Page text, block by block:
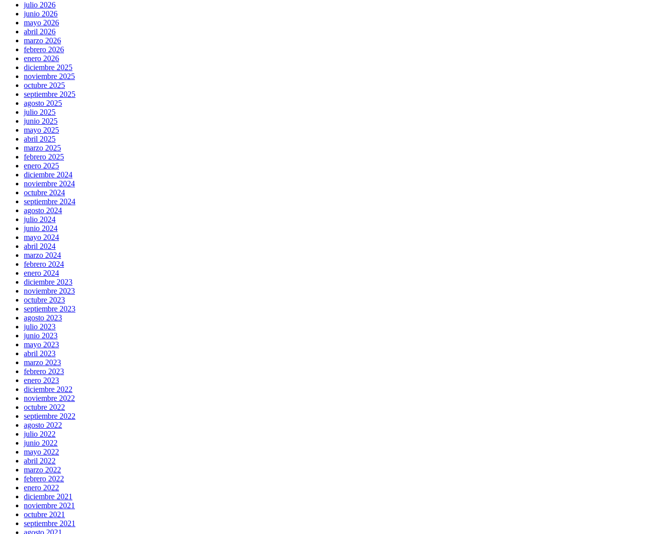
julio 2026
junio 2026
mayo 2026
abril 2026
marzo 2026
febrero 2026
enero 2026
diciembre 2025
noviembre 2025
octubre 2025
septiembre 2025
agosto 2025
julio 2025
junio 2025
mayo 2025
abril 2025
marzo 2025
febrero 2025
enero 2025
diciembre 2024
noviembre 2024
octubre 2024
septiembre 2024
agosto 2024
julio 2024
junio 2024
mayo 2024
abril 2024
marzo 2024
febrero 2024
enero 2024
diciembre 2023
noviembre 2023
octubre 2023
septiembre 2023
agosto 2023
julio 2023
junio 2023
mayo 2023
abril 2023
marzo 2023
febrero 2023
enero 2023
diciembre 2022
noviembre 2022
octubre 2022
septiembre 2022
agosto 2022
julio 2022
junio 2022
mayo 2022
abril 2022
marzo 2022
febrero 2022
enero 2022
diciembre 2021
noviembre 2021
octubre 2021
septiembre 2021
agosto 2021